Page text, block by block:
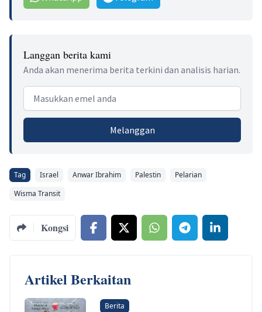
Langgan berita kami
Anda akan menerima berita terkini dan analisis harian.
Email address
Melanggan
Tag Israel Anwar Ibrahim Palestin
Pelarian
Wisma Transit
Kongsi
Artikel Berkaitan
Berita